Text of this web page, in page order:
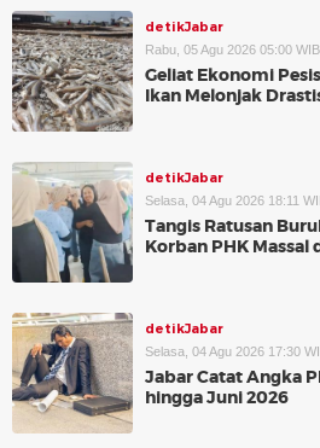
detikJabar
Rabu, 05 Agu 2026 05:00 WIB
Geliat Ekonomi
Ikan Melonjak
detikJabar
Selasa, 04 Agu 2026 18:11
Tangis Ratusan
Korban PHK Massal
detikJabar
Selasa, 04 Agu 2026 17:30
Jabar Catat Angka
hingga Juni 2026